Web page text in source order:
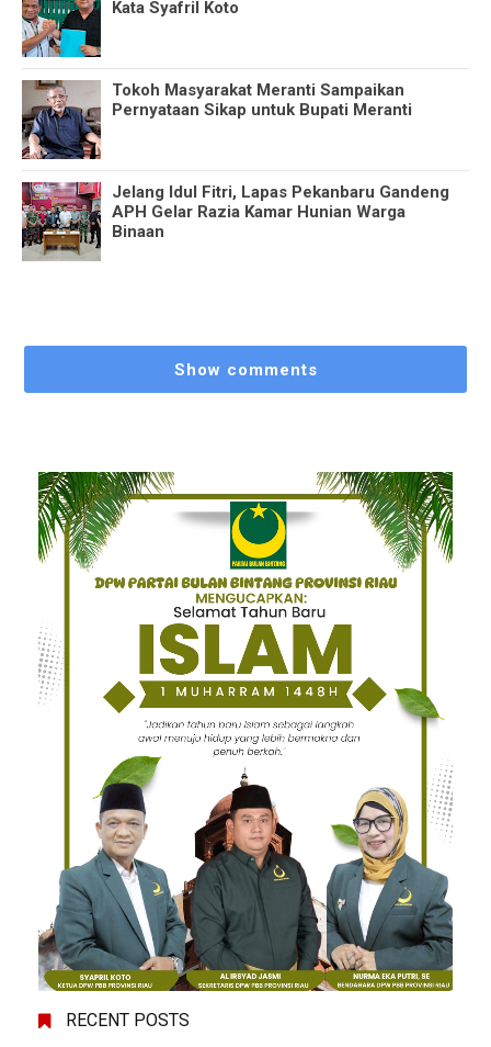
Kata Syafril Koto
Tokoh Masyarakat Meranti Sampaikan
Pernyataan Sikap untuk Bupati Meranti
Jelang Idul Fitri, Lapas Pekanbaru Gandeng
APH Gelar Razia Kamar Hunian Warga
Binaan
Show comments
RECENT POSTS